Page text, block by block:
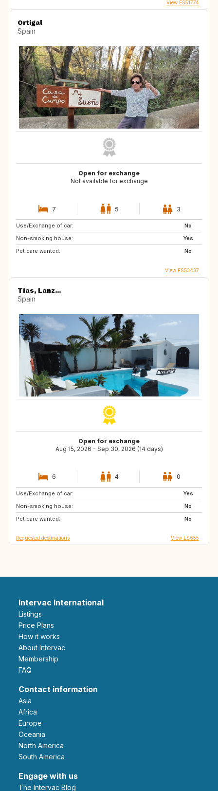
View ES51774
Ortigal
Spain
Open for exchange
Not available for exchange
7 5 3
Use/Exchange of car:
No
Non-smoking house:
Yes
Pet care wanted:
No
View ES53437
Tías, Lanz...
Spain
Open for exchange
Aug 15, 2026 - Sep 30, 2026 (14 days)
6 4 0
Use/Exchange of car:
Yes
Non-smoking house:
No
Pet care wanted:
No
IT
SI
AR
Requested destinations View ES655
Intervac International
Listings
Price Plans
How it works
About Intervac
Membership
FAQ
Contact information
Asia
Africa
Europe
Oceania
North America
South America
Engage with us
The Intervac Blog